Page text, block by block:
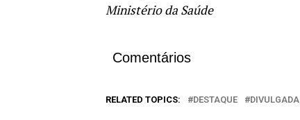
Ministério da Saúde
Comentários
RELATED TOPICS: DESTAQUE DIVULGADA